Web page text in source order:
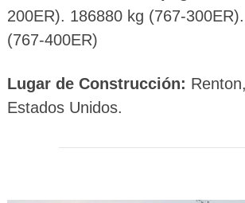
200ER). 186880 kg (767-
(767-400ER)
Lugar de Construcción:
Estados Unidos.